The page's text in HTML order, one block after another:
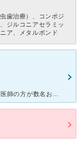
歯治療）、コンポジ
ジルコニアセラミッ
ア、メタルボンド
定期検診などいつもお世話になっています。医師の方が数名おられるので、曜日などによって先生が変わってしまいますので、同じ方がよいのであれば曜日などで合わせる必要があると思います。噛み合わせなど歯ぎしりの